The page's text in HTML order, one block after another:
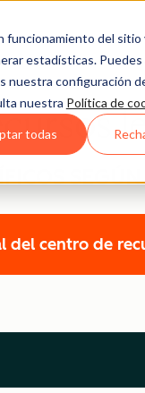
funcionamiento del
estadísticas.
nuestra configuración
nuestra Política de
todas
centro de